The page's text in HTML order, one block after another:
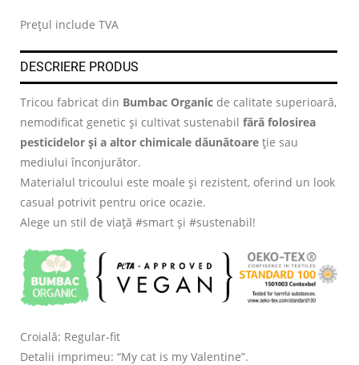
Prețul include TVA
DESCRIERE PRODUS
Tricou fabricat din Bumbac Organic de calitate superioară,
nemodificat genetic și cultivat sustenabil fără folosirea
pesticidelor și a altor chimicale dăunătoare ție sau
mediului înconjurător.
Materialul tricoului este moale și rezistent, oferind un look
casual potrivit pentru orice ocazie.
Alege un stil de viață #smart și #sustenabil!
Croială: Regular-fit
Detalii imprimeu: “My cat is my Valentine”.